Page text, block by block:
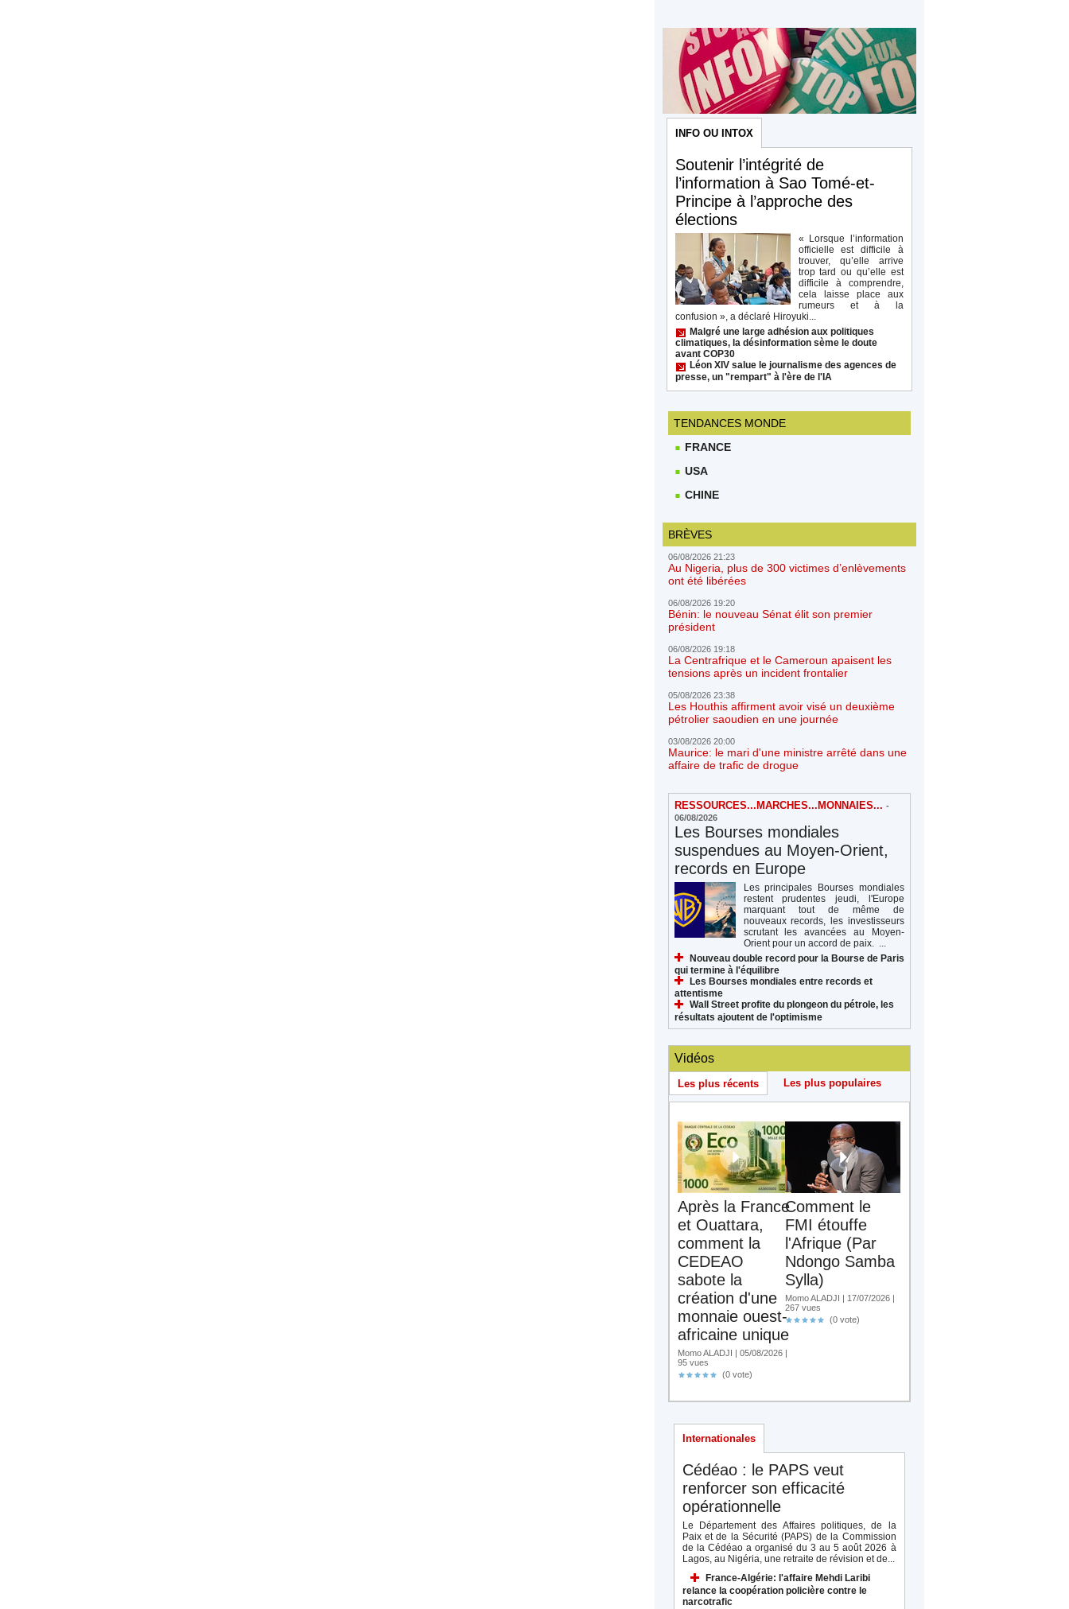
INFO OU INTOX
Soutenir l’intégrité de
l’information à Sao Tomé-et-
Principe à l’approche des
élections
« Lorsque l’information
officielle est difficile à
trouver, qu’elle arrive
trop tard ou qu’elle est
difficile à comprendre,
cela laisse place aux
rumeurs et à la
confusion », a déclaré Hiroyuki...
Malgré une large adhésion aux politiques
climatiques, la désinformation sème le doute
avant COP30
Léon XIV salue le journalisme des agences de
presse, un "rempart" à l'ère de l'IA
TENDANCES MONDE
FRANCE
USA
CHINE
BRÈVES
06/08/2026 21:23
Au Nigeria, plus de 300 victimes d’enlèvements
ont été libérées
06/08/2026 19:20
Bénin: le nouveau Sénat élit son premier
président
06/08/2026 19:18
La Centrafrique et le Cameroun apaisent les
tensions après un incident frontalier
05/08/2026 23:38
Les Houthis affirment avoir visé un deuxième
pétrolier saoudien en une journée
03/08/2026 20:00
Maurice: le mari d'une ministre arrêté dans une
affaire de trafic de drogue
RESSOURCES...MARCHES...MONNAIES... -
06/08/2026
Les Bourses mondiales
suspendues au Moyen-Orient,
records en Europe
Les principales Bourses mondiales
restent prudentes jeudi, l'Europe
marquant tout de même de
nouveaux records, les investisseurs
scrutant les avancées au Moyen-
Orient pour un accord de paix. ...
Nouveau double record pour la Bourse de Paris
qui termine à l'équilibre
Les Bourses mondiales entre records et
attentisme
Wall Street profite du plongeon du pétrole, les
résultats ajoutent de l'optimisme
Vidéos
Les plus récents Les plus populaires
Après la France
et Ouattara,
comment la
CEDEAO
sabote la
création d'une
monnaie ouest-
africaine unique
Momo ALADJI | 05/08/2026 |
95 vues
(0 vote)
Comment le
FMI étouffe
l'Afrique (Par
Ndongo Samba
Sylla)
Momo ALADJI | 17/07/2026 |
267 vues
(0 vote)
Internationales
Cédéao : le PAPS veut
renforcer son efficacité
opérationnelle
Le Département des Affaires politiques, de la
Paix et de la Sécurité (PAPS) de la Commission
de la Cédéao a organisé du 3 au 5 août 2026 à
Lagos, au Nigéria, une retraite de révision et de...
France-Algérie: l'affaire Mehdi Laribi
relance la coopération policière contre le
narcotrafic